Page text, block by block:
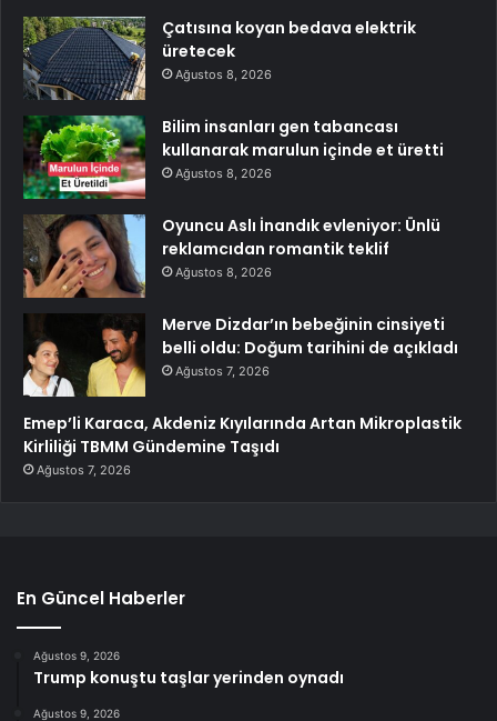
Çatısına koyan bedava elektrik
üretecek
Ağustos 8, 2026
Bilim insanları gen tabancası
kullanarak marulun içinde et üretti
Ağustos 8, 2026
Oyuncu Aslı İnandık evleniyor: Ünlü
reklamcıdan romantik teklif
Ağustos 8, 2026
Merve Dizdar’ın bebeğinin cinsiyeti
belli oldu: Doğum tarihini de açıkladı
Ağustos 7, 2026
Emep’li Karaca, Akdeniz Kıyılarında Artan Mikroplastik
Kirliliği TBMM Gündemine Taşıdı
Ağustos 7, 2026
En Güncel Haberler
Ağustos 9, 2026
Trump konuştu taşlar yerinden oynadı
Ağustos 9, 2026